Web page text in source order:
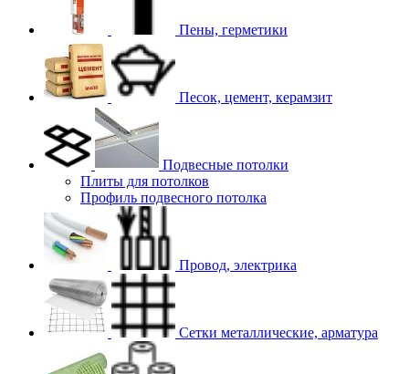
Пены, герметики
Песок, цемент, керамзит
Подвесные потолки
Плиты для потолков
Профиль подвесного потолка
Провод, электрика
Сетки металлические, арматура